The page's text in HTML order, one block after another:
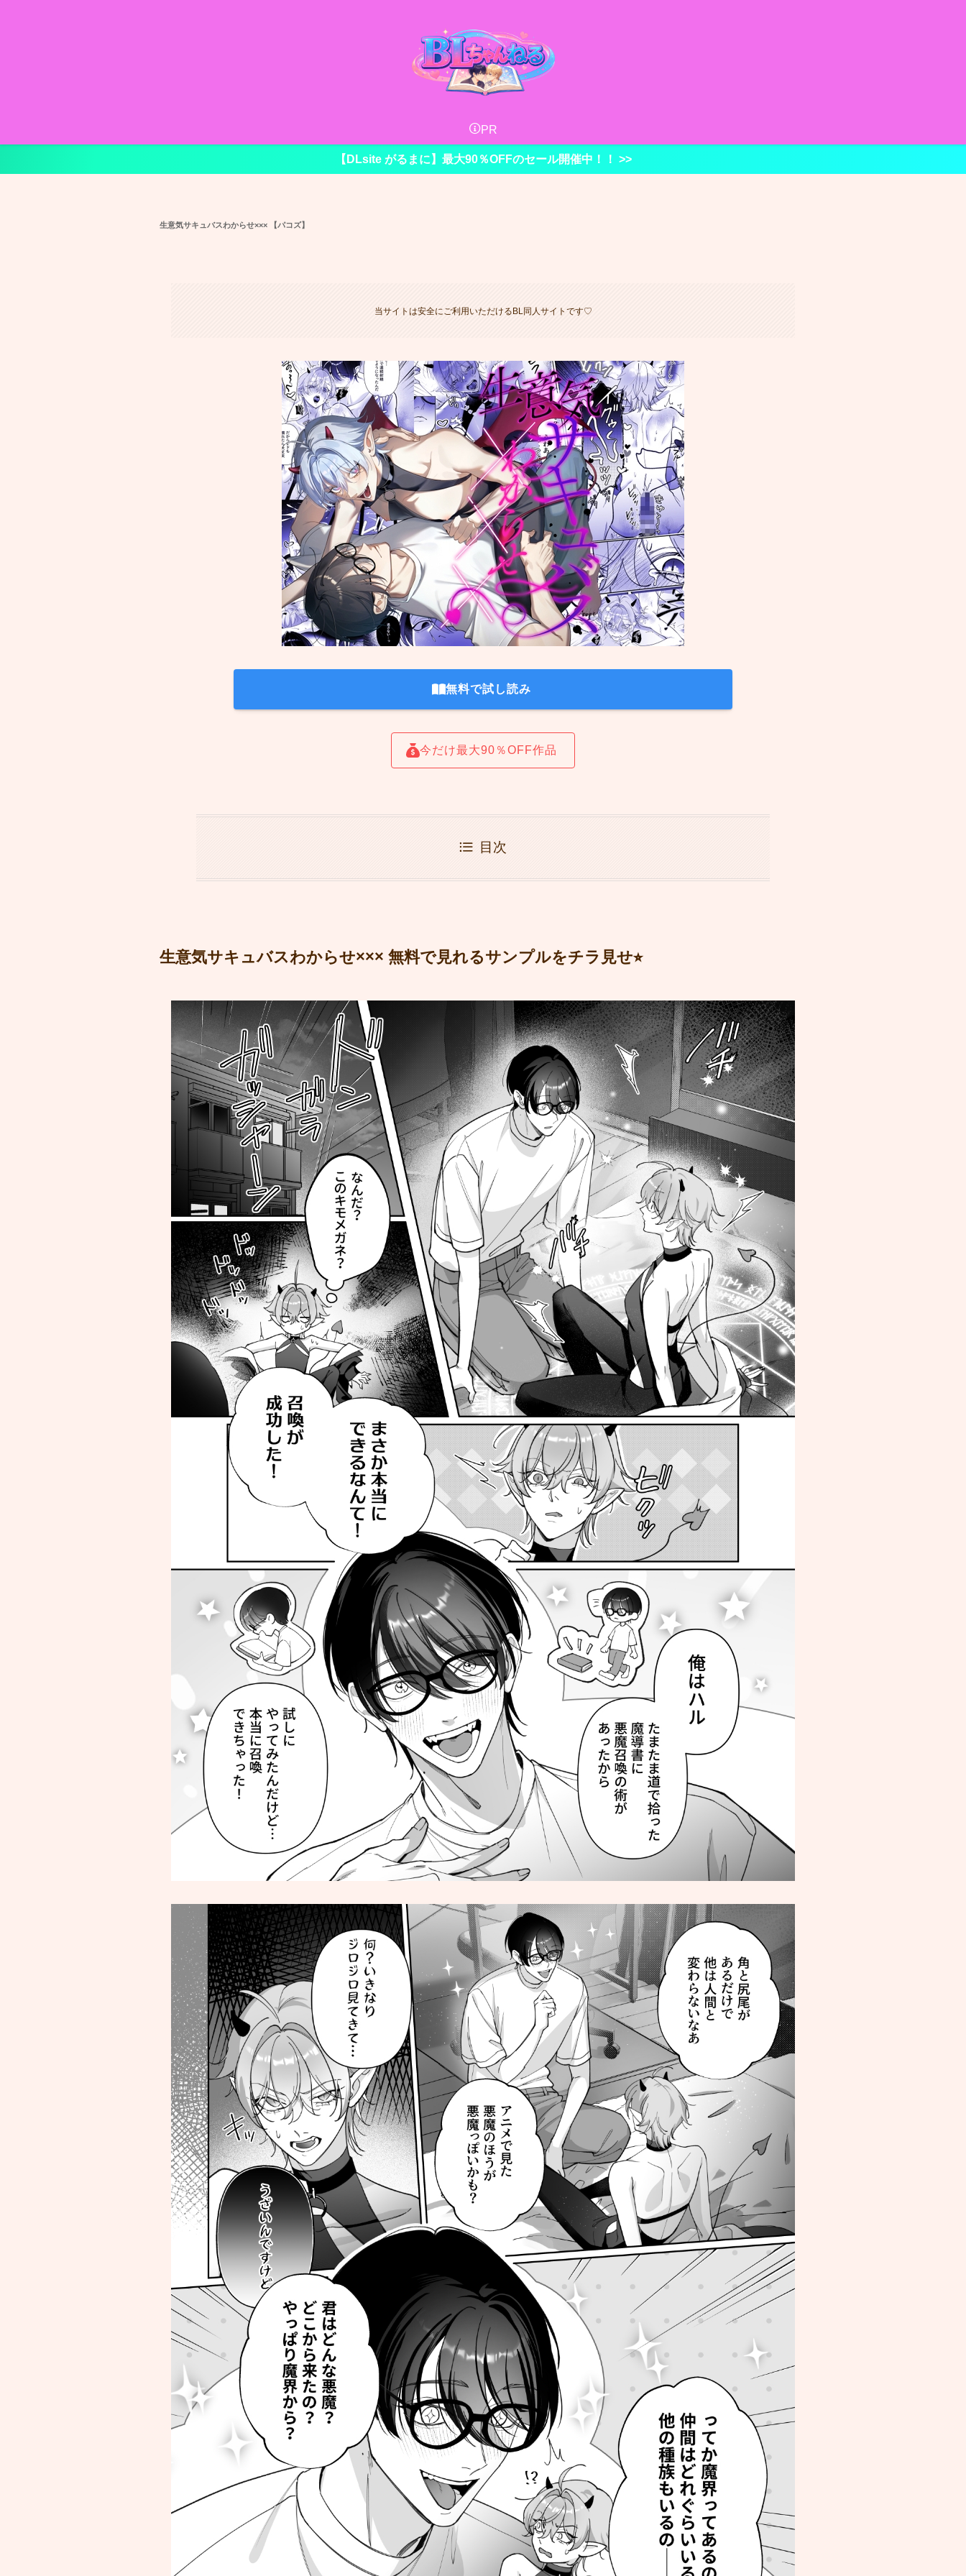
PR
【DLsite がるまに】最大90％OFFのセール開催中！！ >>
生意気サキュバスわからせ××× 【パコズ】
当サイトは安全にご利用いただけるBL同人サイトです♡
無料で試し読み
今だけ最大90％OFF作品
目次
生意気サキュバスわからせ××× 無料で見れるサンプルをチラ見せ⭐︎